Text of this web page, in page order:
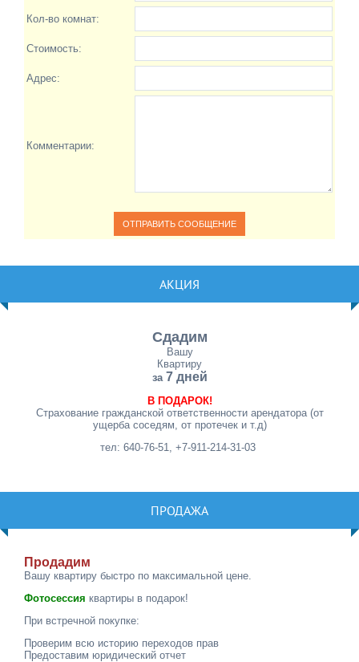
Кол-во комнат:
Стоимость:
Адрес:
Комментарии:
АКЦИЯ
Сдадим
Вашу
Квартиру
за 7 дней
В ПОДАРОК!
Страхование гражданской ответственности арендатора (от
ущерба соседям, от протечек и т.д)
тел: 640-76-51, +7-911-214-31-03
ПРОДАЖА
Продадим
Вашу квартиру быстро по максимальной цене.
Фотосессия квартиры в подарок!
При встречной покупке:
Проверим всю историю переходов прав
Предоставим юридический отчет